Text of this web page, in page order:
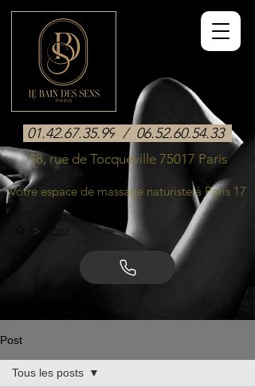
01.42.67.35.99 / 06.52.60.54.33
> Post
38, rue de Tocqueville 75017 Paris
Votre espace de massage naturiste à Paris 17
Post
Tous les posts